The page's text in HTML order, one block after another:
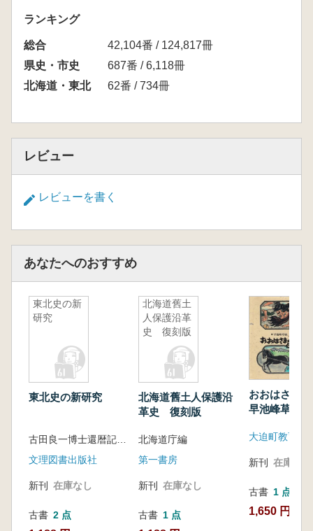
ランキング
総合
42,104番 / 124,817冊
県史・市史
687番 / 6,118冊
北海道・東北
62番 / 734冊
レビュー
レビューを書く
あなたへのおすすめ
東北史の新
研究
東北史の新研究
文理図書出版社
新刊 在庫なし
古書 2 点
北海道舊土
人保護沿革
史 復刻版
北海道舊土人保護沿
革史 復刻版
北海道庁編
第一書房
新刊 在庫なし
古書 1 点
おおはさま
早池峰草紙
大迫町教育委
新刊 在庫なし
古書 1 点
1,650 円